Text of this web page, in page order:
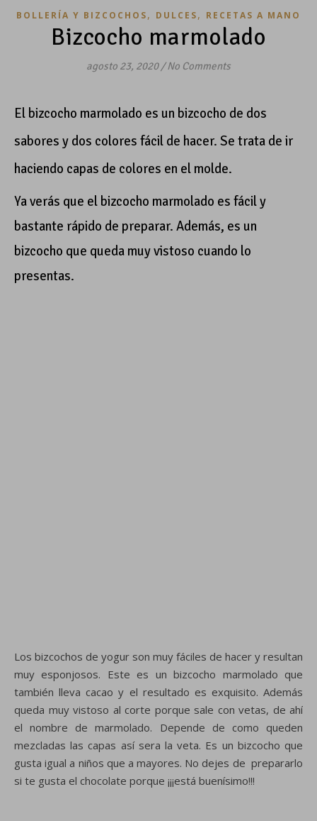
BOLLERÍA Y BIZCOCHOS, DULCES, RECETAS A MANO
Bizcocho marmolado
agosto 23, 2020 / No Comments
El bizcocho marmolado es un bizcocho de dos
sabores y dos colores fácil de hacer. Se trata de ir
haciendo capas de colores en el molde.
Ya verás que el bizcocho marmolado es fácil y
bastante rápido de preparar. Además, es un
bizcocho que queda muy vistoso cuando lo
presentas.
Los bizcochos de yogur son muy fáciles de hacer y resultan
muy esponjosos. Este es un bizcocho marmolado que
también lleva cacao y el resultado es exquisito. Además
queda muy vistoso al corte porque sale con vetas, de ahí
el nombre de marmolado. Depende de como queden
mezcladas las capas así sera la veta. Es un bizcocho que
gusta igual a niños que a mayores. No dejes de prepararlo
si te gusta el chocolate porque ¡¡¡está buenísimo!!!